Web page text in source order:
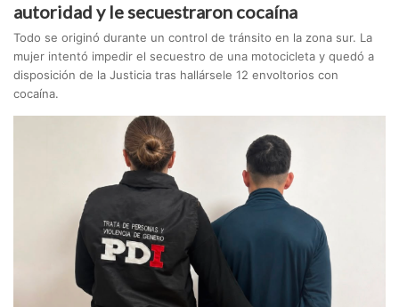
autoridad y le secuestraron cocaína
Todo se originó durante un control de tránsito en la zona sur. La
mujer intentó impedir el secuestro de una motocicleta y quedó a
disposición de la Justicia tras hallársele 12 envoltorios con
cocaína.